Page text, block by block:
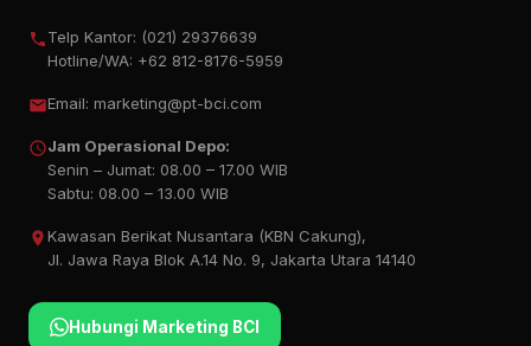
Telp Kantor: (021) 29376639
Hotline/WA: +62 812-8176-5959
Email: marketing@pt-bci.com
Jam Operasional Depo:
Senin – Jumat: 08.00 – 17.00 WIB
Sabtu: 08.00 – 13.00 WIB
Kawasan Berikat Nusantara (KBN Cakung),
Jl. Jawa Raya Blok A.14 No. 9, Jakarta Utara 14140
Hubungi Marketing BCI